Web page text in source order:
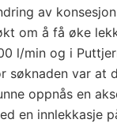
av
om å få øke
l/min og i
søknaden var at
oppnås en
en innlekkasje